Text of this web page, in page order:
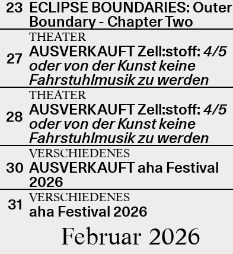
23 ECLIPSE BOUNDARIES: Outer
Boundary - Chapter Two
27
THEATER
AUSVERKAUFT Zell:stoff: 4/5
oder von der Kunst keine
Fahrstuhlmusik zu werden
28
THEATER
AUSVERKAUFT Zell:stoff: 4/5
oder von der Kunst keine
Fahrstuhlmusik zu werden
30
VERSCHIEDENES
AUSVERKAUFT aha Festival
2026
31 VERSCHIEDENES
aha Festival 2026
Februar 2026